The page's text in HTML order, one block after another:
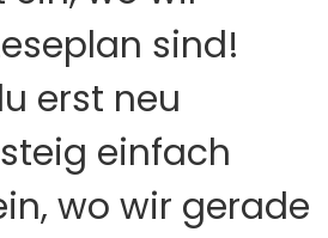
sind!
erst neu
einfach
wo wir gerade